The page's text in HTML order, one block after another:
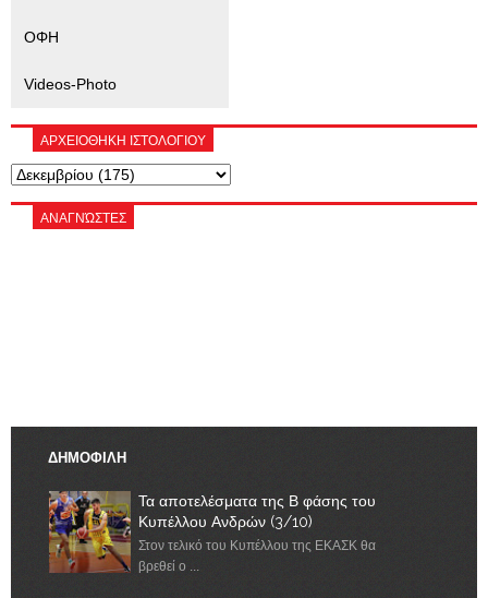
ΟΦΗ
Videos-Photo
ΑΡΧΕΙΟΘΗΚΗ ΙΣΤΟΛΟΓΙΟΥ
ΑΝΑΓΝΏΣΤΕΣ
ΔΗΜΟΦΙΛΗ
Τα αποτελέσματα της Β φάσης του
Κυπέλλου Ανδρών (3/10)
Στον τελικό του Κυπέλλου της ΕΚΑΣΚ θα
βρεθεί ο ...